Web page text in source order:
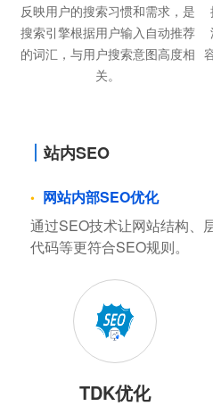
反映用户的搜索习惯和需求，是
搜索引擎根据用户输入自动推荐
的词汇，与用户搜索意图高度相
关。
站内SEO
网站内部SEO优化
通过SEO技术让网站结构、
代码等更符合SEO规则。
TDK优化